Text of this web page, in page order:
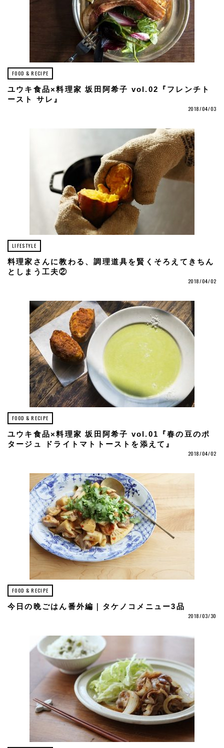
FOOD & RECIPE
ユウキ食品×料理家 坂田阿希子 vol.02『フレンチト
ースト サレ』
2018/04/03
LIFESTYLE
料理家さんに教わる、調理道具を賢くそろえてきちん
としまう工夫②
2018/04/02
FOOD & RECIPE
ユウキ食品×料理家 坂田阿希子 vol.01『春の豆のポ
タージュ ドライトマトトーストを添えて』
2018/04/02
FOOD & RECIPE
今日の晩ごはん番外編｜タケノコメニュー3品
2018/03/30